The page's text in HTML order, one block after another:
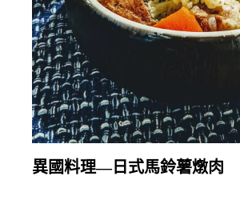
繼續閱讀
異國料理—日式馬鈴薯燉肉